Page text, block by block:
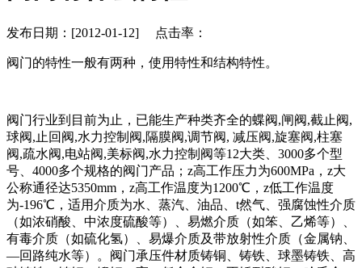
发布日期：[2012-01-12] 点击率：
阀门的特性一般有两种，使用特性和结构特性。
阀门行业到目前为止，已能生产种类齐全的蝶阀,闸阀,截止阀,
球阀,止回阀,水力控制阀,隔膜阀,调节阀, 减压阀,旋塞阀,柱塞
阀,疏水阀,电站阀,美标阀,水力控制阀等12大类、3000多个型
号、4000多个规格的阀门产品；z高工作压力为600MPa，z大
公称通径达5350mm，z高工作温度为1200℃，z低工作温度
为-196℃，适用介质为水、蒸汽、油品、t然气、强腐蚀性介质
（如浓硝酸、中浓度硫酸等）、易燃介质（如笨、乙烯等）、
有毒介质（如硫化氢）、易爆介质及带放射性介质（金属钠、
—回路纯水等）。阀门承压件材质铸铜、铸铁、球墨铸铁、高